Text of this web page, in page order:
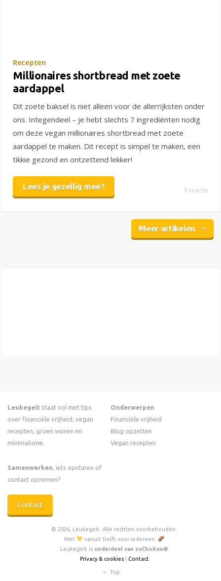
Recepten
Millionaires shortbread met zoete
aardappel
Dit zoete baksel is niet alleen voor de allerrijksten onder
ons. Integendeel – je hebt slechts 7 ingrediënten nodig
om deze vegan millionaires shortbread met zoete
aardappel te maken. Dit recept is simpel te maken, een
tikkie gezond en ontzettend lekker!
Lees je gezellig mee? 1 reactie
Meer artikelen
Leukegeit staat vol met tips
over financiële vrijheid, vegan
recepten, groen wonen en
minimalisme.
Samenwerken, iets opsturen of
contact opnemen?
Contact
Onderwerpen
Financiële vrijheid
Blog opzetten
Vegan recepten
© 2026, Leukegeit. Alle rechten voorbehouden.
Met
vanuit Delft voor iedereen.
Leukegeit is onderdeel van soChicken®
Privacy & cookies| Contact
Top